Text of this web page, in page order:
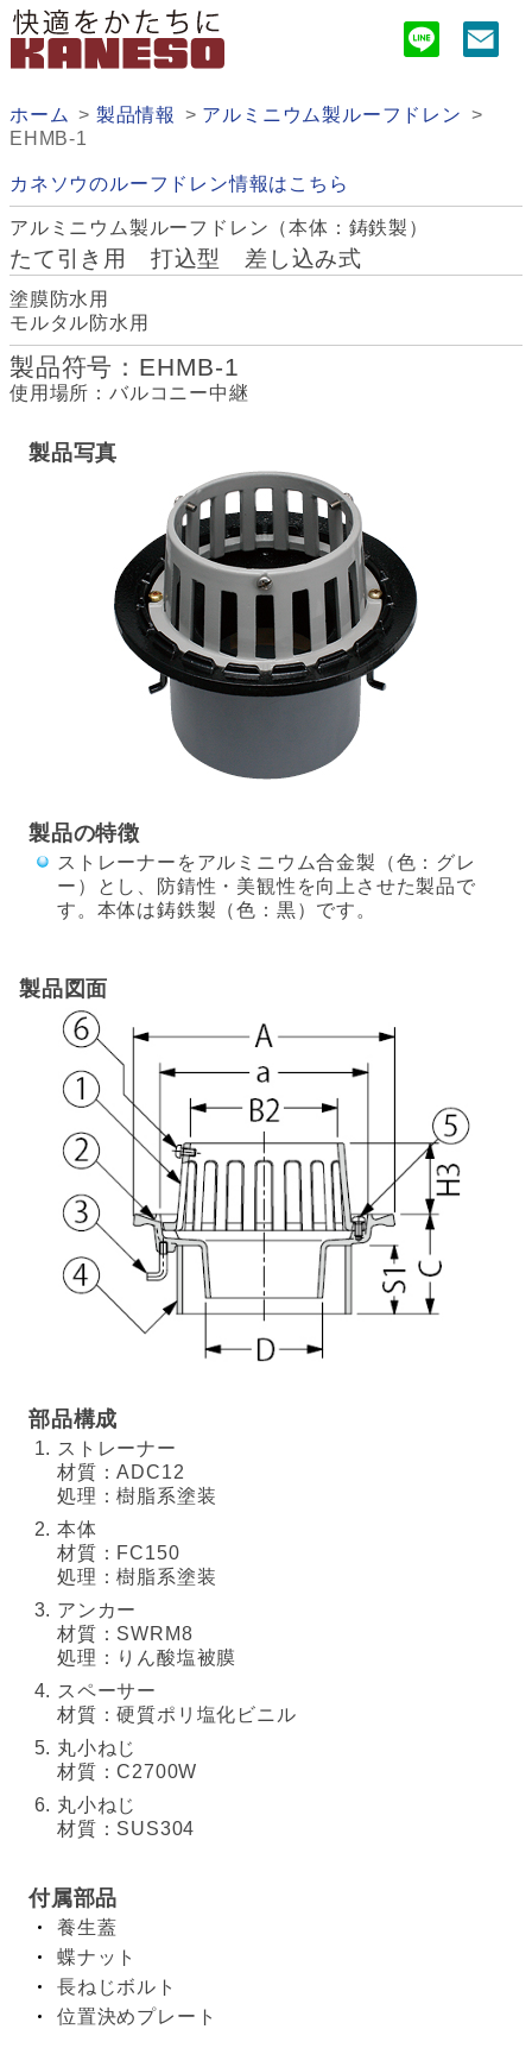
ホーム 製品情報
アルミニウム製ルーフドレン
EHMB-1
カネソウのルーフドレン情報はこちら
アルミニウム製ルーフドレン（本体：鋳鉄製）
たて引き用 打込型 差し込み式
塗膜防水用
モルタル防水用
製品符号：EHMB-1
使用場所：バルコニー中継
製品写真
製品の特徴
ストレーナーをアルミニウム合金製（色：グレ
ー）とし、防錆性・美観性を向上させた製品で
す。本体は鋳鉄製（色：黒）です。
製品図面
部品構成
ストレーナー
材質：ADC12
処理：樹脂系塗装
本体
材質：FC150
処理：樹脂系塗装
アンカー
材質：SWRM8
処理：りん酸塩被膜
スペーサー
材質：硬質ポリ塩化ビニル
丸小ねじ
材質：C2700W
丸小ねじ
材質：SUS304
付属部品
養生蓋
蝶ナット
長ねじボルト
位置決めプレート